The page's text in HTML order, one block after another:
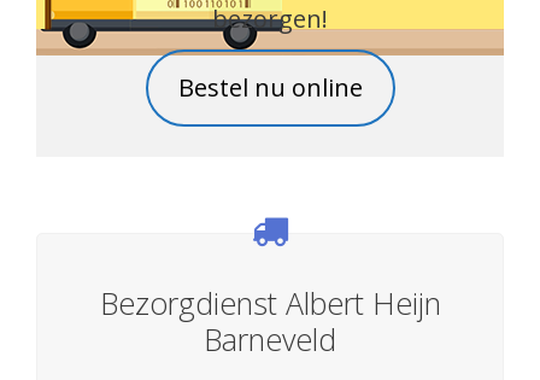
bezorgen!
Bestel nu online
Bezorgdienst Albert Heijn
Barneveld